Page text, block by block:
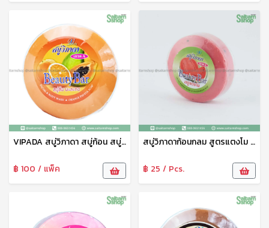
VIPADA สบู่วิภาดา สบู่ก้อน สบู่อาบน้ำ สบู่สมุนไพร สูตรมะละกอ 130 กรัม วิภาดา
฿ 100 / แพ็ค
สบู่วิภาดาก้อนกลม สูตรแตงโม สบู่อาบน้ำ ขนาด 130 กรัม วิภาดา
฿ 25 / Pcs.